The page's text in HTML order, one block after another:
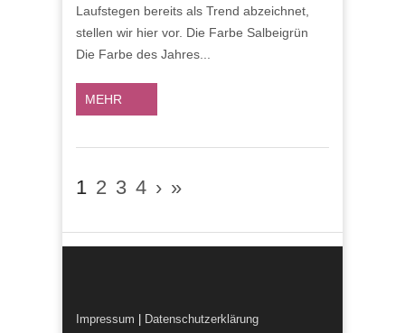
MODETRENDS
2018
Laufstegen bereits als Trend abzeichnet,
stellen wir hier vor. Die Farbe Salbeigrün
Die Farbe des Jahres...
MEHR
1 2 3 4 › »
Impressum
Datenschutzerklärung